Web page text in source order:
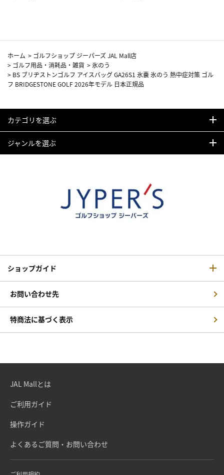
ホーム > ゴルフショップ ジーパーズ JAL Mall店
> ゴルフ用品・消耗品・雑貨 >氷のう
> BS ブリヂストンゴルフ アイスバッグ GA26S1 氷嚢 氷のう 熱中症対策 ゴル
フ BRIDGESTONE GOLF 2026年モデル 日本正規品
カテゴリを選ぶ
ジャンルを選ぶ
ショップガイド
お問い合わせ先
特商法に基づく表示
JAL Mallとは
ご利用ガイド
操作ガイド
よくあるご質問・お問い合わせ